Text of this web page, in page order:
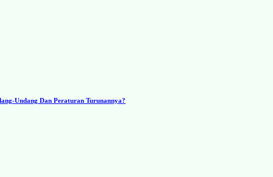
Undang Dan Peraturan Turunannya?